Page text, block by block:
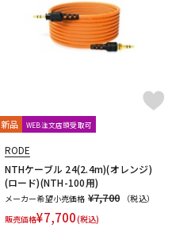
ヴィンテージ
新品 WEB注文店頭受取可
RODE
NTHケーブル 24(2.4m)(オレンジ)
(ロード)(NTH-100用)
メーカー希望小売価格 ¥7,700
（税込）
販売価格¥7,700(税込)